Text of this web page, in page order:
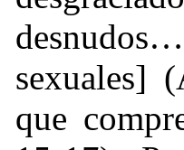
sexuales]
que